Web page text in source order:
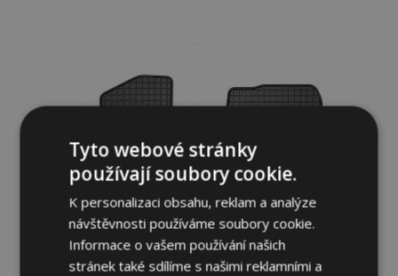
Tyto webové stránky
používají soubory cookie.
K personalizaci obsahu, reklam a analýze
návštěvnosti používáme soubory cookie.
Informace o vašem používání našich
stránek také sdílíme s našimi reklamními a